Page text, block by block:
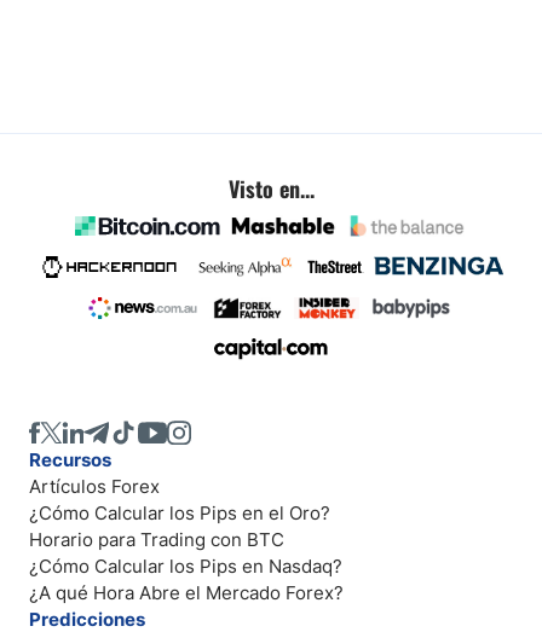
Visto en...
Recursos
Artículos Forex
¿Cómo Calcular los Pips en el Oro?
Horario para Trading con BTC
¿Cómo Calcular los Pips en Nasdaq?
¿A qué Hora Abre el Mercado Forex?
Predicciones